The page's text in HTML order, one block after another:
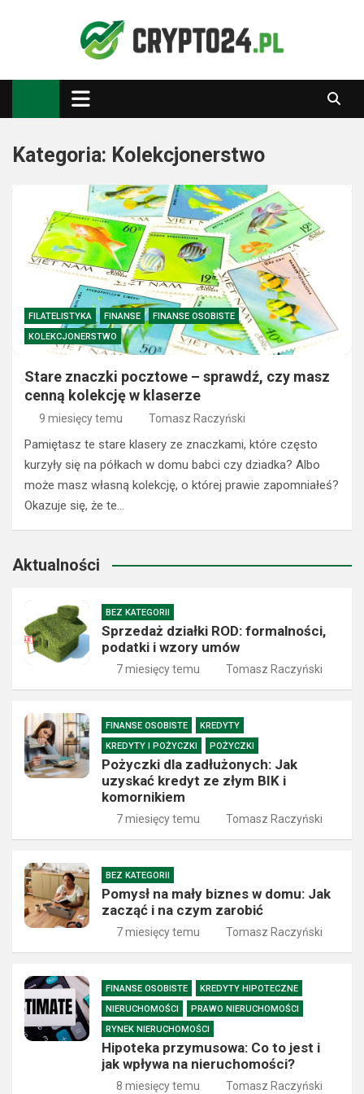
Crypto24.pl
Kategoria: Kolekcjonerstwo
FILATELISTYKA FINANSE
FINANSE OSOBISTE
KOLEKCJONERSTWO
Stare znaczki pocztowe – sprawdź, czy masz
cenną kolekcję w klaserze
9 miesięcy temu Tomasz Raczyński
Pamiętasz te stare klasery ze znaczkami, które często
kurzyły się na półkach w domu babci czy dziadka? Albo
może masz własną kolekcję, o której prawie zapomniałeś?
Okazuje się, że te…
Aktualności
BEZ KATEGORII
Sprzedaż działki ROD: formalności,
podatki i wzory umów
7 miesięcy temu Tomasz Raczyński
FINANSE OSOBISTE
KREDYTY
KREDYTY I POŻYCZKI
POŻYCZKI
Pożyczki dla zadłużonych: Jak
uzyskać kredyt ze złym BIK i
komornikiem
7 miesięcy temu Tomasz Raczyński
BEZ KATEGORII
Pomysł na mały biznes w domu: Jak
zacząć i na czym zarobić
7 miesięcy temu Tomasz Raczyński
FINANSE OSOBISTE
KREDYTY HIPOTECZNE
NIERUCHOMOŚCI
PRAWO NIERUCHOMOŚCI
RYNEK NIERUCHOMOŚCI
Hipoteka przymusowa: Co to jest i
jak wpływa na nieruchomości?
8 miesięcy temu Tomasz Raczyński